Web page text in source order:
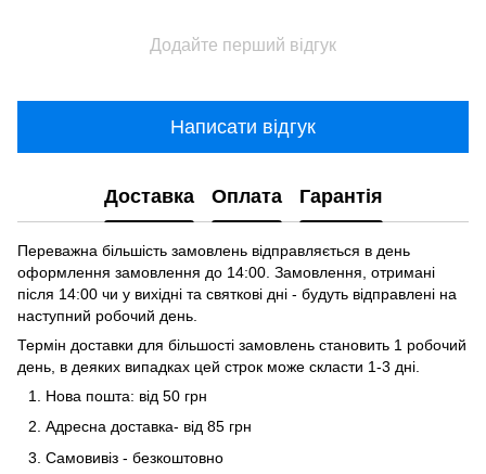
Додайте перший відгук
Написати відгук
Доставка Оплата Гарантія
Переважна більшість замовлень відправляється в день
оформлення замовлення до 14:00. Замовлення, отримані
після 14:00 чи у вихідні та святкові дні - будуть відправлені на
наступний робочий день.
Термін доставки для більшості замовлень становить 1 робочий
день, в деяких випадках цей строк може скласти 1-3 дні.
Нова пошта: від 50 грн
Адресна доставка- від 85 грн
Самовивіз - безкоштовно